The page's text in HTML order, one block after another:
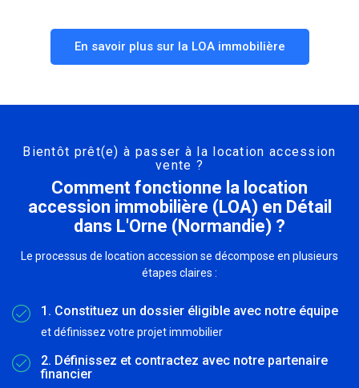
En savoir plus sur la LOA immobilière
Bientôt prêt(e) à passer à la location accession
vente ?
Comment fonctionne la location
accession immobilière (LOA) en Détail
dans L'Orne (Normandie) ?
Le processus de location accession se décompose en plusieurs
étapes claires :
1. Constituez un dossier éligible avec notre équipe
et définissez votre projet immobilier
2. Définissez et contractez avec notre partenaire
financier